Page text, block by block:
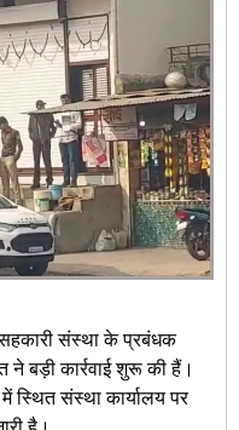
सहकारी संस्था के प्रबंधक
बड़ी कार्रवाई शुरू की हैं।
स्थित संस्था कार्यालय पर